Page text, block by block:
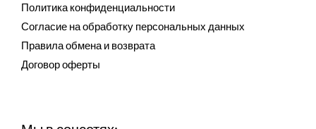
Политика конфиденциальности
Согласие на обработку персональных данных
Правила обмена и возврата
Договор оферты